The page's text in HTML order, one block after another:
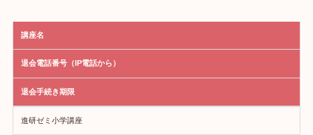
講座名
退会電話番号（IP電話から）
退会手続き期限
進研ゼミ小学講座